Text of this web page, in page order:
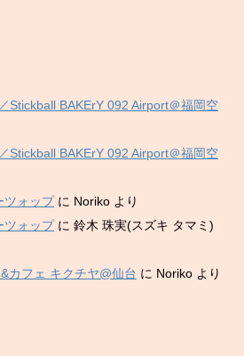
Stickball BAKErY 092 Airport＠福岡空
Stickball BAKErY 092 Airport＠福岡空
ツォップに Noriko より
ツォップに 鈴木 珠実(スズキ タマミ)
カフェ キクチヤ@仙台 に Noriko より